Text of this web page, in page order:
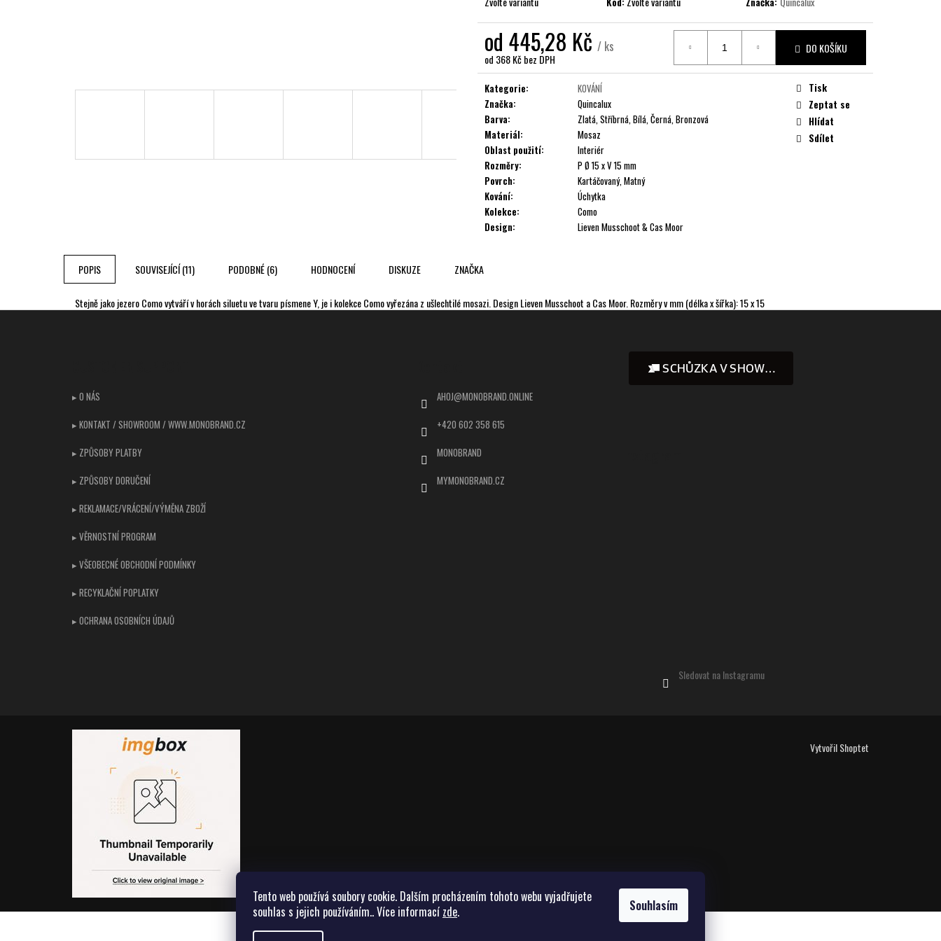
Tento web používá soubory cookie. Dalším procházením tohoto webu vyjadřujete
souhlas s jejich používáním.. Více informací zde. Souhlasím
od 445,28 Kč / ks
od 368 Kčbez DPH
Měrná
cena:
DO KOŠÍKU
Kategorie:
KOVÁNÍ
Značka:
Quincalux
Barva:
Zlatá, Stříbrná, Bílá, Černá, Bronzová
Materiál:
Mosaz
Oblast použití:
Interiér
Rozměry:
P Ø 15 x V 15 mm
Povrch:
Kartáčovaný, Matný
Kování:
Úchytka
Kolekce:
Como
Design: Lieven Musschoot & Cas Moor
Tisk
Zeptat se
Hlídat
Sdílet
POPIS SOUVISEJÍCÍ (11) PODOBNÉ (6) HODNOCENÍ DISKUZE ZNAČKA
Stejně jako jezero Como vytváří v horách siluetu ve tvaru písmene Y, je i kolekce Como vyřezána z ušlechtilé mosazi. Design Lieven Musschoot a Cas Moor. Rozměry v mm (délka x šířka): 15 x 15
Z
▸ O NÁS
▸ KONTAKT / SHOWROOM / WWW.MONOBRAND.CZ
▸ ZPŮSOBY PLATBY
▸ ZPŮSOBY DORUČENÍ
▸ REKLAMACE/VRÁCENÍ/VÝMĚNA ZBOŽÍ
▸ VĚRNOSTNÍ PROGRAM
▸ VŠEOBECNÉ OBCHODNÍ PODMÍNKY
▸ RECYKLAČNÍ POPLATKY
▸ OCHRANA OSOBNÍCH ÚDAJŮ
AHOJ@MONOBRAND.ONLINE
+420 602 358 615
MONOBRAND
MYMONOBRAND.CZ
SCHŮZKA V SHOWROOMU
Sledovat na Instagramu
Vytvořil Shoptet